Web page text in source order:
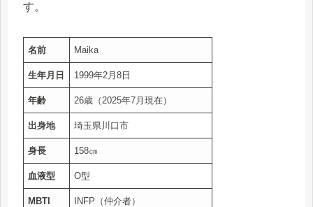
す。
名前 Maika
生年月日 1999年2月8日
年齢 26歳（2025年7月現在）
出身地 埼玉県川口市
身長 158㎝
血液型 O型
MBTI INFP（仲介者）